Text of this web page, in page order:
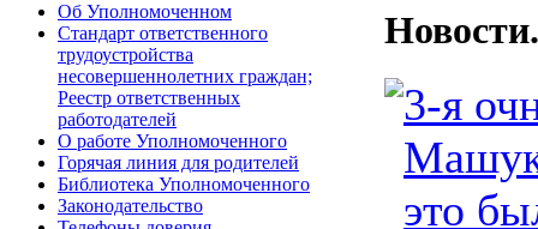
Об Уполномоченном
Стандарт ответственного
трудоустройства
несовершеннолетних граждан;
Реестр ответственных
работодателей
О работе Уполномоченного
Горячая линия для родителей
Библиотека Уполномоченного
Законодательство
3-я
это